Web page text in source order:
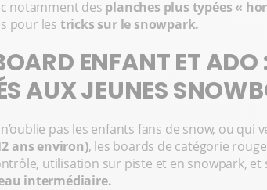
notamment des planches plus typées «
pour les tricks sur le snowpark.
ENFANT ET ADO
AUX JEUNES
pas les enfants fans de snow, ou qui
ans environ), les boards de catégorie
utilisation sur piste et en snowpark, et
intermédiaire.